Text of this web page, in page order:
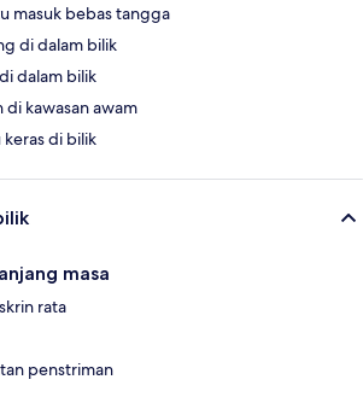
masuk bebas tangga
di dalam bilik
dalam bilik
di kawasan awam
keras di bilik
masa
rata
penstriman